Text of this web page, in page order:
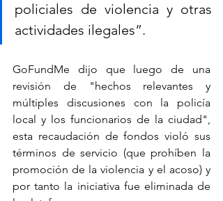
policiales de violencia y otras
actividades ilegales”.
GoFundMe dijo que luego de una
revisión de "hechos relevantes y
múltiples discusiones con la policía
local y los funcionarios de la ciudad",
esta recaudación de fondos violó sus
términos de servicio (que prohíben la
promoción de la violencia y el acoso) y
por tanto la iniciativa fue eliminada de